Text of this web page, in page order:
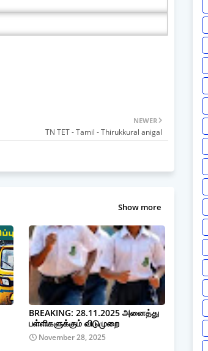
NEWER
TN TET - Tamil - Thirukkural anigal
Show more
BREAKING: 28.11.2025 அனைத்து
பள்ளிகளுக்கும் விடுமுறை
November 28, 2025